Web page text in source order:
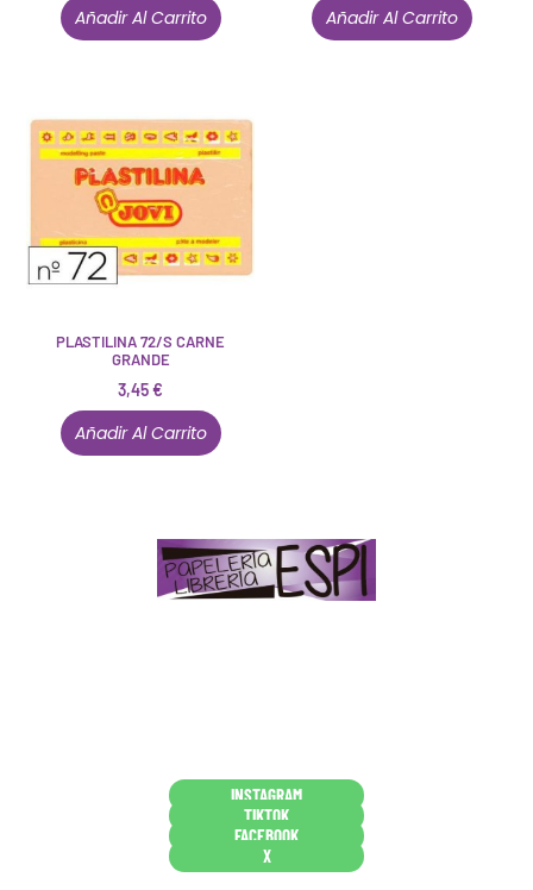
Añadir Al Carrito Añadir Al Carrito
PLASTILINA 72/S CARNE
GRANDE
3,45€
Añadir Al Carrito
INSTAGRAM
TIKTOK
FACEBOOK
X